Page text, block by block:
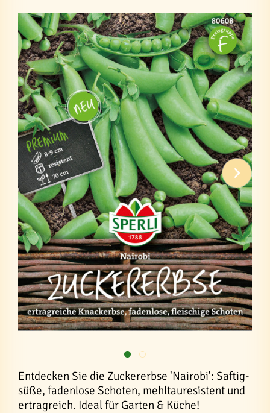
Entdecken Sie die Zuckererbse 'Nairobi': Saftig-
süße, fadenlose Schoten, mehltauresistent und
ertragreich. Ideal für Garten & Küche!